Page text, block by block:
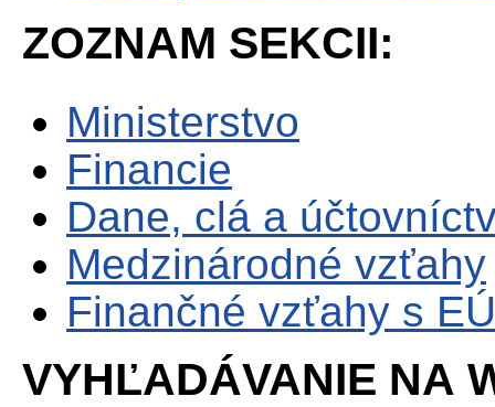
ZOZNAM SEKCII:
Ministerstvo
Financie
Dane, clá a
Medzinárodné vzťahy
Finančné vzťahy s EÚ
VYHĽADÁVANIE NA